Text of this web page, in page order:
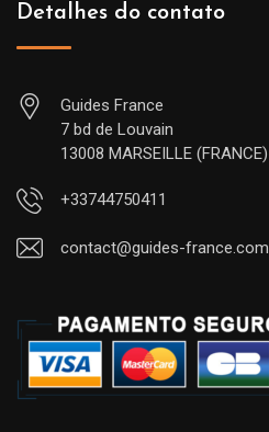
Detalhes do contato
Guides France
7 bd de Louvain
13008 MARSEILLE (FRANCE)
+33744750411
contact@guides-france.com